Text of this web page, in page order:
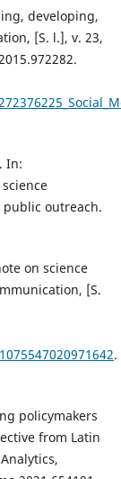
developing,
[S. l.], v. 23,
In:
outreach.
on science
[S.
.
policymakers
from Latin